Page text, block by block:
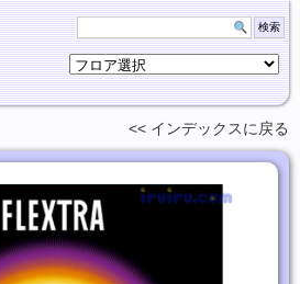
インデックスに 戻る